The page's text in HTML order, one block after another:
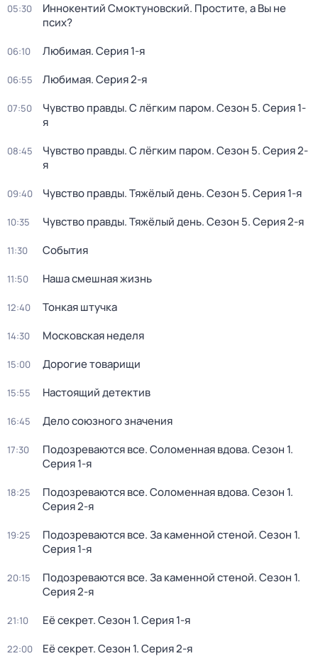
05:30
Иннокентий Смоктуновский. Простите, а Вы не
псих?
06:10 Любимая. Серия 1-я
06:55 Любимая. Серия 2-я
07:50 Чувство правды. С лёгким паром. Сезон 5. Серия 1-
я
08:45 Чувство правды. С лёгким паром. Сезон 5. Серия 2-
я
09:40 Чувство правды. Тяжёлый день. Сезон 5. Серия 1-я
10:35 Чувство правды. Тяжёлый день. Сезон 5. Серия 2-я
11:30 События
11:50 Наша смешная жизнь
12:40 Тонкая штучка
14:30 Московская неделя
15:00 Дорогие товарищи
15:55 Настоящий детектив
16:45 Дело союзного значения
17:30 Подозреваются все. Соломенная вдова. Сезон 1.
Серия 1-я
18:25 Подозреваются все. Соломенная вдова. Сезон 1.
Серия 2-я
19:25 Подозреваются все. За каменной стеной. Сезон 1.
Серия 1-я
20:15 Подозреваются все. За каменной стеной. Сезон 1.
Серия 2-я
21:10 Её секрет. Сезон 1. Серия 1-я
22:00 Её секрет. Сезон 1. Серия 2-я